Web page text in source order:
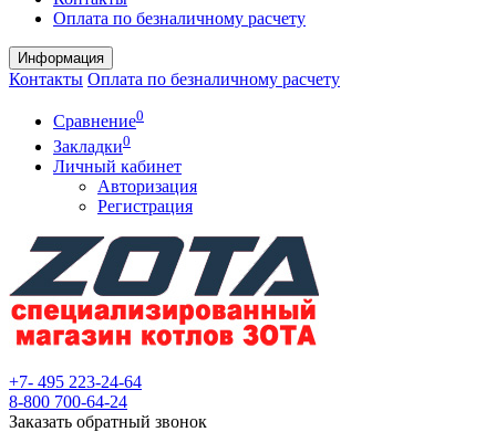
Оплата по безналичному расчету
Информация
Контакты Оплата по безналичному расчету
Сравнение0
Закладки0
Личный кабинет
Авторизация
Регистрация
+7- 495 223-24-64
8-800 700-64-24
Заказать обратный звонок